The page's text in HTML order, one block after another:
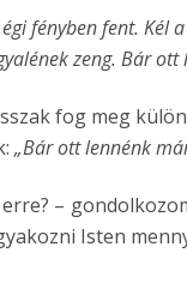
fényben fent. Kél
zeng. Bár
fog meg
„Bár ott lennénk
–
Isten